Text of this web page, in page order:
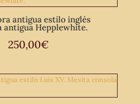
antigua estilo inglés
antigua Hepplewhite.
250,00€